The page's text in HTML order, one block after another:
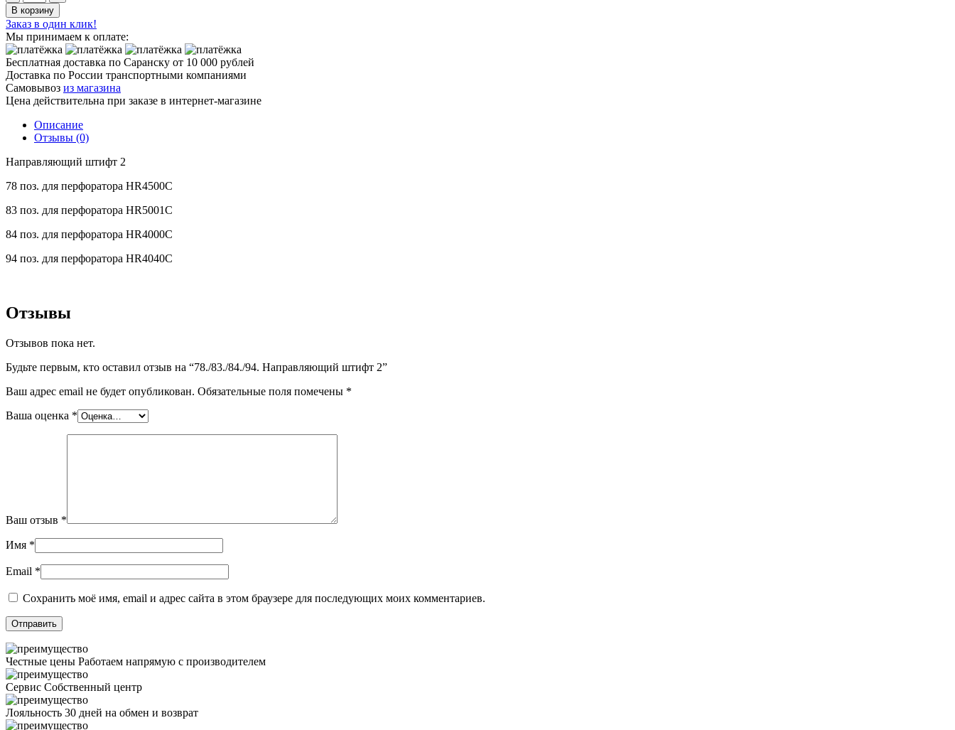
В корзину
Заказ в один клик!
Мы принимаем к оплате:
Бесплатная доставка по Саранску от 10 000 рублей
Доставка по России транспортными компаниями
Самовывоз из магазина
Цена действительна при заказе в интернет-магазине
Описание
Отзывы (0)
Направляющий штифт 2
78 поз. для перфоратора HR4500C
83 поз. для перфоратора HR5001C
84 поз. для перфоратора HR4000C
94 поз. для перфоратора HR4040C
Отзывы
Отзывов пока нет.
Будьте первым, кто оставил отзыв на “78./83./84./94. Направляющий штифт 2”
Ваш адрес email не будет опубликован. Обязательные поля помечены *
Ваша оценка *
Ваш отзыв *
Имя *
Email *
Сохранить моё имя, email и адрес сайта в этом браузере для последующих моих комментариев.
Честные цены Работаем напрямую с производителем
Сервис Собственный центр
Лояльность 30 дней на обмен и возврат